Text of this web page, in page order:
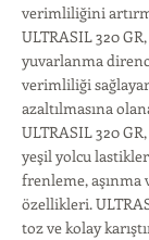
verimliliğini
ULTRASIL 320
yuvarlanma
verimliliği
azaltılmasına
ULTRASIL 320
yeşil yolcu
frenleme,
özellikleri.
toz ve kolay